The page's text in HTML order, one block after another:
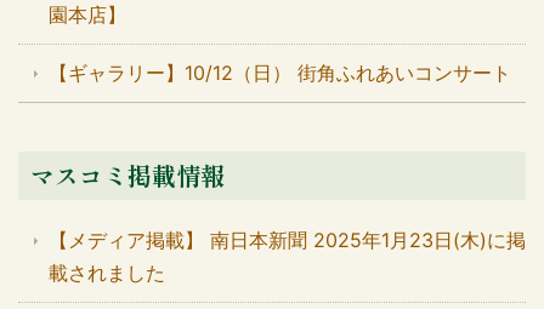
園本店】
【ギャラリー】10/12（日） 街角ふれあいコンサート
マスコミ掲載情報
【メディア掲載】 南日本新聞 2025年1月23日(木)に掲
載されました